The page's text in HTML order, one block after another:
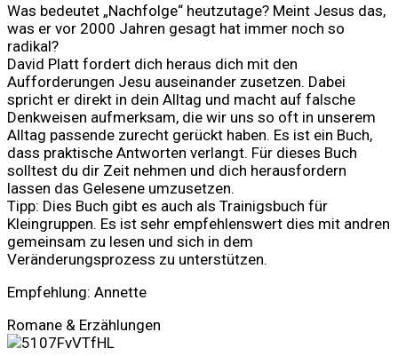
Was bedeutet „Nachfolge“ heutzutage? Meint Jesus das,
was er vor 2000 Jahren gesagt hat immer noch so
radikal?
David Platt fordert dich heraus dich mit den
Aufforderungen Jesu auseinander zusetzen. Dabei
spricht er direkt in dein Alltag und macht auf falsche
Denkweisen aufmerksam, die wir uns so oft in unserem
Alltag passende zurecht gerückt haben. Es ist ein Buch,
dass praktische Antworten verlangt. Für dieses Buch
solltest du dir Zeit nehmen und dich herausfordern
lassen das Gelesene umzusetzen.
Tipp: Dies Buch gibt es auch als Trainigsbuch für
Kleingruppen. Es ist sehr empfehlenswert dies mit andren
gemeinsam zu lesen und sich in dem
Veränderungsprozess zu unterstützen.
Empfehlung: Annette
Romane & Erzählungen